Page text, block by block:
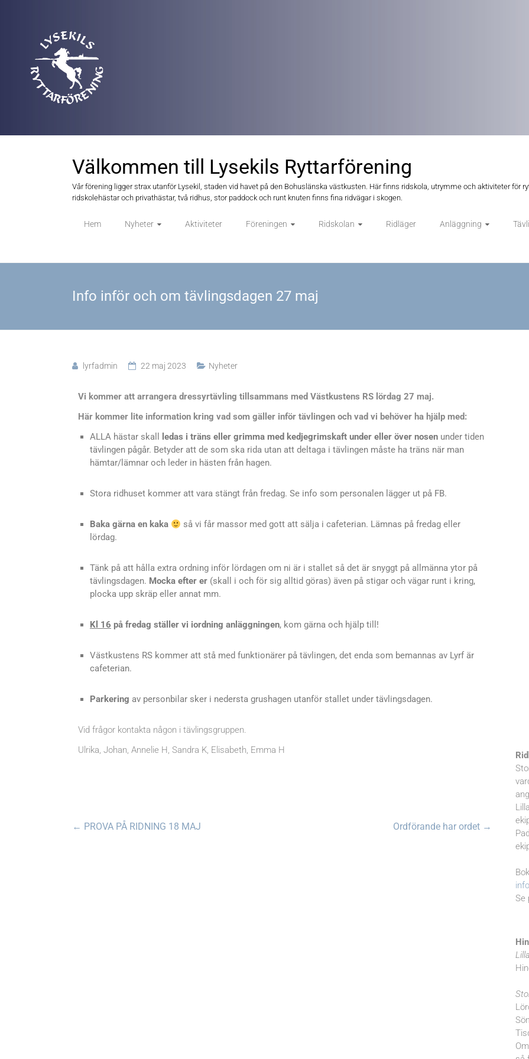
Välkommen till Lysekils Ryttarförening
Vår förening ligger strax utanför Lysekil, staden vid havet på den Bohuslänska västkusten. Här finns ridskola, utrymme och aktiviteter för
ridskolehästar och privathästar, två ridhus, stor paddock och runt knuten finns fina ridvägar i skogen.
Hem Nyheter Aktiviteter Föreningen Ridskolan Ridläger Anläggning
Info inför och om tävlingsdagen 27 maj
lyrfadmin 22 maj 2023 Nyheter
Vi kommer att arrangera dressyrtävling tillsammans med Västkustens RS lördag 27 maj.
Här kommer lite information kring vad som gäller inför tävlingen och vad vi behöver ha hjälp med:
ALLA hästar skall
ledas i träns eller grimma med kedjegrimskaft under eller över nosen under tiden
tävlingen pågår. Betyder att de som ska rida utan att deltaga i tävlingen måste ha träns när man
hämtar/lämnar och leder in hästen från hagen.
Stora ridhuset kommer att vara stängt från fredag. Se info som personalen lägger ut på FB.
Baka gärna en kaka
så vi får massor med gott att sälja i cafeterian. Lämnas på fredag eller
lördag.
Tänk på att hålla extra ordning inför lördagen om ni är i stallet så det är snyggt på allmänna ytor på
tävlingsdagen. Mocka efter er (skall i och för sig alltid göras) även på stigar och vägar runt i kring,
plocka upp skräp eller annat mm.
Kl 16 på fredag ställer vi iordning anläggningen, kom gärna och hjälp till!
Västkustens RS kommer att stå med funktionärer på tävlingen, det enda som bemannas av Lyrf är
cafeterian.
Parkering av personbilar sker i nedersta grushagen utanför stallet under tävlingsdagen.
Vid frågor kontakta någon i tävlingsgruppen.
Ulrika, Johan, Annelie H, Sandra K, Elisabeth, Emma H
← PROVA PÅ RIDNING 18 MAJ Ordförande har ordet →
Se